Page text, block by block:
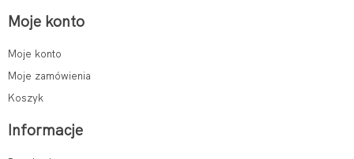
Moje konto
Moje konto
Moje zamówienia
Koszyk
Informacje